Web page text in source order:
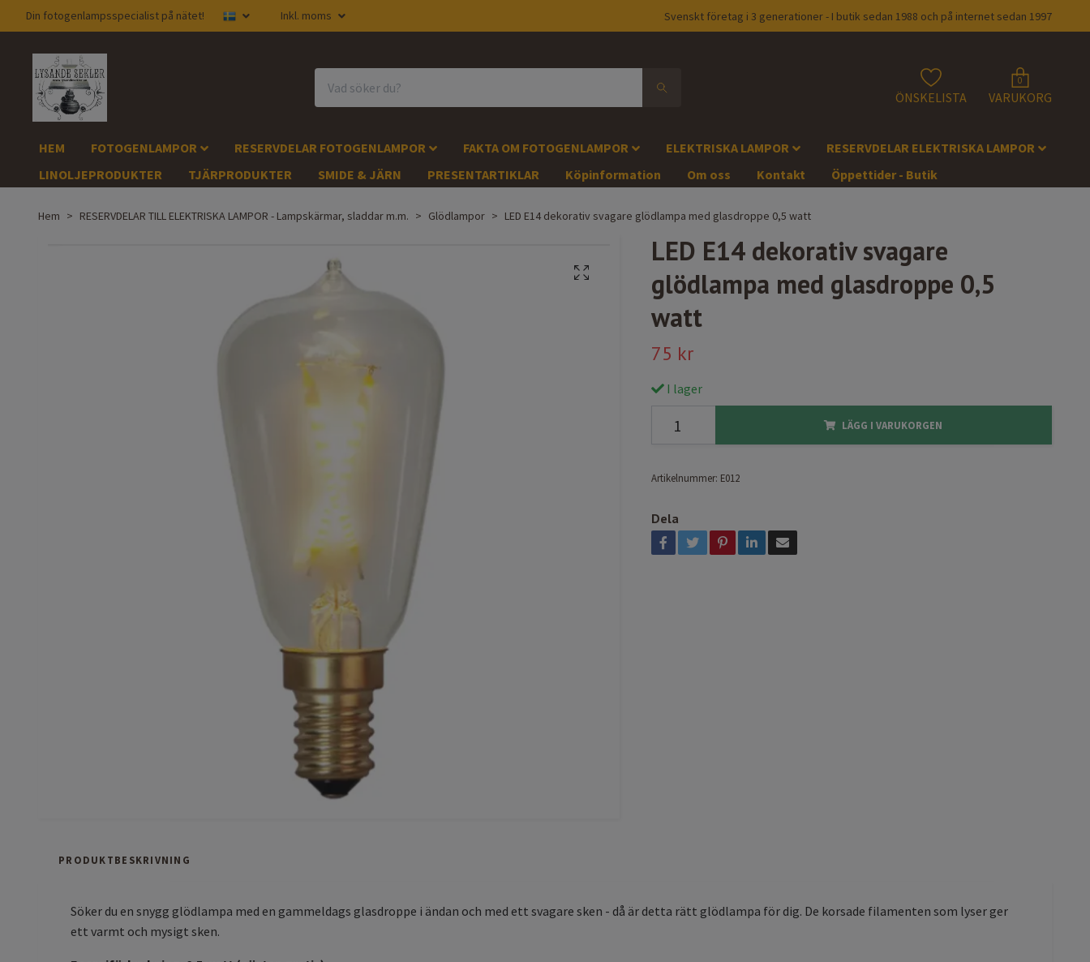
Din fotogenlampsspecialist på nätet! Inkl. moms Svenskt företag i 3 generationer - I butik sedan 1988 och på internet sedan 1997
ÖNSKELISTA
0
VARUKORG
HEM FOTOGENLAMPOR RESERVDELAR FOTOGENLAMPOR FAKTA OM FOTOGENLAMPOR ELEKTRISKA LAMPOR
RESERVDELAR ELEKTRISKA LAMPOR
LINOLJEPRODUKTER
TJÄRPRODUKTER SMIDE & JÄRN PRESENTARTIKLAR Köpinformation Om oss Kontakt Öppettider - Butik
Hem RESERVDELAR TILL ELEKTRISKA LAMPOR - Lampskärmar, sladdar m.m. Glödlampor LED E14 dekorativ svagare glödlampa med glasdroppe 0,5 watt
LED E14 dekorativ svagare
glödlampa med glasdroppe 0,5
watt
75 kr
I lager
LÄGG I VARUKORGEN
Artikelnummer: E012
Dela
PRODUKTBESKRIVNING
Söker du en snygg glödlampa med en gammeldags glasdroppe i ändan och med ett svagare sken - då är detta rätt glödlampa för dig. De korsade filamenten som lyser ger
ett varmt och mysigt sken.